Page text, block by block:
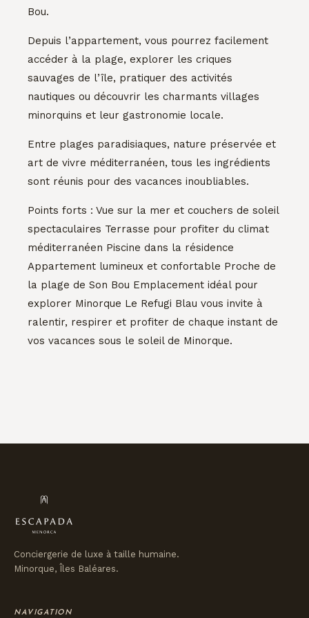
Bou.
Depuis l’appartement, vous pourrez facilement
accéder à la plage, explorer les criques
sauvages de l’île, pratiquer des activités
nautiques ou découvrir les charmants villages
minorquins et leur gastronomie locale.
Entre plages paradisiaques, nature préservée et
art de vivre méditerranéen, tous les ingrédients
sont réunis pour des vacances inoubliables.
Points forts : Vue sur la mer et couchers de soleil
spectaculaires Terrasse pour profiter du climat
méditerranéen Piscine dans la résidence
Appartement lumineux et confortable Proche de
la plage de Son Bou Emplacement idéal pour
explorer Minorque Le Refugi Blau vous invite à
ralentir, respirer et profiter de chaque instant de
vos vacances sous le soleil de Minorque.
Conciergerie de luxe à taille humaine.
Minorque, Îles Baléares.
NAVIGATION